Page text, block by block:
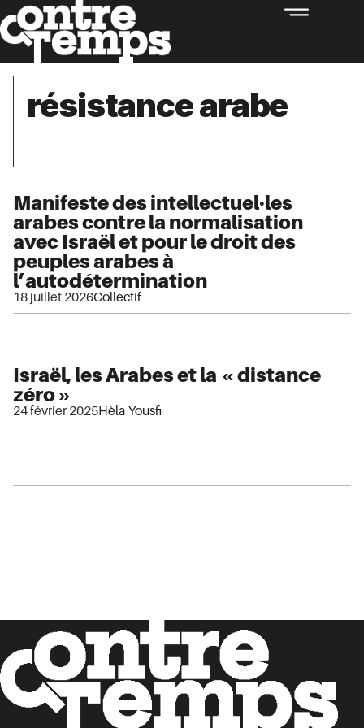
résistance arabe
Manifeste des intellectuel·les
arabes contre la normalisation
avec Israël et pour le droit des
peuples arabes à
l’autodétermination
18 juillet 2026Collectif
Israël, les Arabes et la « distance
zéro »
24 février 2025Hèla Yousfi